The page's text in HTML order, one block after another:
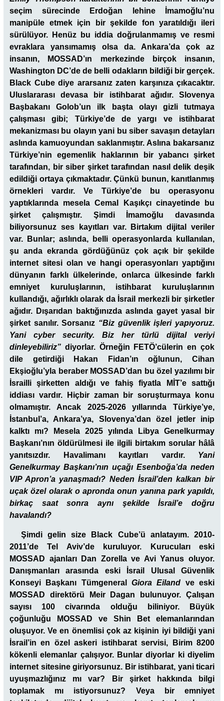
seçim sürecindeErdoğan lehine İmamoğlu’nu
manipüle etmek için bir şekilde fon yaratıldığı ileri
sürülüyor. Henüz bu iddia doğrulanmamış ve resmi
evraklara yansımamış olsa da. Ankara’da çok az
insanın, MOSSAD’ın merkezinde birçok insanın,
Washington DC’de de belli odakların bildiği bir gerçek.
Black Cube diye ararsanız zaten karşınıza çıkacaktır.
Uluslararası devasa bir istihbarat ağıdır. Slovenya
Başbakanı Golob’un ilk başta olayı gizli tutmaya
çalışması gibi; Türkiye’de de yargı ve istihbarat
mekanizması bu olayın yani bu siber savaşın detayları
aslında kamuoyundan saklanmıştır. Aslına bakarsanız
Türkiye’nin egemenlik haklarının bir yabancı şirket
tarafından, bir siber şirket tarafından nasıl delik deşik
edildiği ortaya çıkmaktadır. Çünkü bunun, kanıtlanmış
örnekleri vardır. Ve Türkiye’de bu operasyonu
yaptıklarında mesela Cemal Kaşıkçı cinayetinde bu
şirket çalışmıştır. Şimdi İmamoğlu davasında
biliyorsunuz ses kayıtları var. Birtakım dijital veriler
var. Bunlar; aslında, belli operasyonlarda kullanılan,
şu anda ekranda gördüğünüz çok açık bir şekilde
internet sitesi olan ve hangi operasyonları yaptığını
dünyanın farklı ülkelerinde, onlarca ülkesinde farklı
emniyet kuruluşlarının, istihbarat kuruluşlarının
kullandığı, ağırlıklı olarak da İsrail merkezli bir şirketler
ağıdır. Dışarıdan baktığınızda aslında gayet yasal bir
şirket sanılır. Sorsanız “Biz güvenlik işleriyapıyoruz.
Yani cyber security. Biz her türlü dijital veriyi
dinleyebiliriz” diyorlar. Örneğin FETÖ’cülerin en çok
dile getirdiği Hakan Fidan’ın oğlunun, Cihan
Ekşioğlu’yla beraber MOSSAD’dan bu özel yazılımı bir
İsrailli şirketten aldığı ve fahiş fiyatla MİT’e sattığı
iddiası vardır. Hiçbir zaman bir soruşturmaya konu
olmamıştır. Ancak 2025-2026 yıllarında Türkiye’ye,
İstanbul’a, Ankara’ya, Slovenya’dan özel jetler inip
kalktı mı? Mesela 2025 yılında Libya Genelkurmay
Başkanı’nın öldürülmesi ile ilgili birtakım sorular hâlâ
yanıtsızdır. Havalimanı kayıtları vardır.
Yani
Genelkurmay Başkanı’nın uçağı Esenboğa’da neden
VIP Apron’a yanaşmadı? Neden İsrail’den kalkan bir
uçak özel olarak o apronda onun yanına park yapıldı,
birkaç saat sonra aynı şekilde İsrail’e doğru
havalandı?
Şimdi gelin size Black Cube’ü anlatayım. 2010-
2011’de Tel Aviv’dekuruluyor. Kurucuları eski
MOSSAD ajanları Dan Zorella ve Avi Yanus oluyor.
Danışmanları arasında eski İsrail Ulusal Güvenlik
Konseyi Başkanı Tümgeneral Giora Eiland ve eski
MOSSAD direktörü Meir Dagan bulunuyor. Çalışan
sayısı 100 civarında olduğu biliniyor. Büyük
çoğunluğu MOSSAD ve Shin Bet elemanlarından
oluşuyor. Ve en önemlisi çok az kişinin iyi bildiği yani
İsrail’in en özel askeri istihbarat servisi, Birim 8200
kökenli elemanlar çalışıyor. Bunlar diyorlar ki diyelim
internet sitesine giriyorsunuz. Bir istihbarat, yani ticari
uyuşmazlığınız mı var? Bir şirket hakkında bilgi
toplamak mı istiyorsunuz? Veya bir emniyet